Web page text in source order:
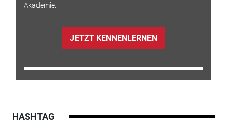
Akademie.
JETZT KENNENLERNEN
HASHTAG